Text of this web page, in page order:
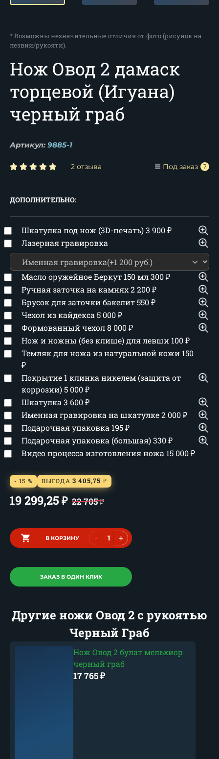
* Возможны незначительные отличия от фото (рисунок на
лезвии/рукояти).
Нож Овод 2 дамаск
торцевой (Игуана)
черный граб
Артикул: 9885-1
2 отзыва Под заказ
ДОПОЛНИТЕЛЬНО:
Шкатулка под нож (3D-печать)3 900₽
Лазерная гравировка
Масло оружейное Беркут 150 мл300₽
Ручная заточка на камнях2 200₽
Брусок для заточки бакелит550₽
Чехол из кайдекса 5 000₽
Формованный чехол8 000₽
Нож и ножны (без клише) для левши 100₽
Темляк для ножа из натуральной кожи 150
₽
Покрытие 1 клинка никелем (защита от
коррозии)5 000₽
Шкатулка 3 600₽
Именная гравировка на шкатулке2 000₽
Подарочная упаковка 195₽
Подарочная упаковка (большая)330₽
Видео процесса изготовления ножа 15 000₽
- 15 % ВЫГОДА 3 405,75 ₽
19 299,25 ₽ 22 705₽
В КОРЗИНУ - +
ЗАКАЗ В ОДИН КЛИК
Другие ножи Овод 2 с рукоятью
Черный Граб
Нож Овод 2 булат мельхиор
черный граб
17 765₽